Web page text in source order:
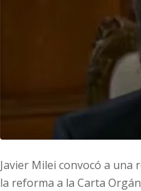
Javier Milei convocó a una
la reforma a la Carta